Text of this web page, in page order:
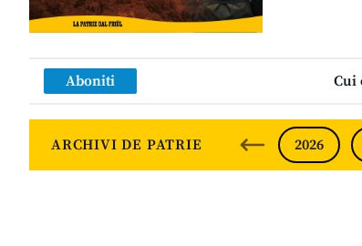
Aboniti Cui
ARCHIVI DE PATRIE 2026